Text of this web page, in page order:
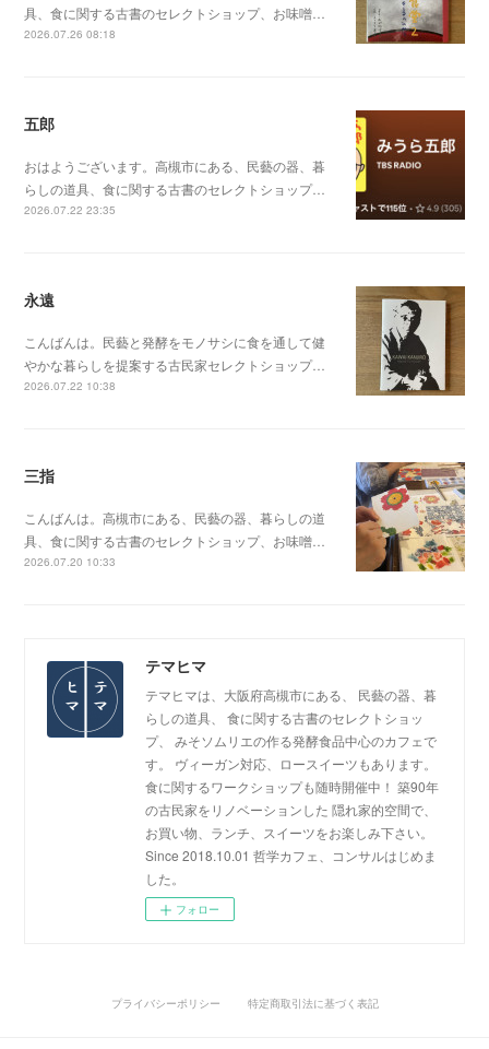
具、食に関する古書のセレクトショップ、お味噌…
2026.07.26 08:18
五郎
おはようございます。高槻市にある、民藝の器、暮
らしの道具、食に関する古書のセレクトショップ…
2026.07.22 23:35
永遠
こんばんは。民藝と発酵をモノサシに食を通して健
やかな暮らしを提案する古民家セレクトショップ…
2026.07.22 10:38
三指
こんばんは。高槻市にある、民藝の器、暮らしの道
具、食に関する古書のセレクトショップ、お味噌…
2026.07.20 10:33
テマヒマ
テマヒマは、大阪府高槻市にある、 民藝の器、暮
らしの道具、 食に関する古書のセレクトショッ
プ、 みそソムリエの作る発酵食品中心のカフェで
す。 ヴィーガン対応、ロースイーツもあります。
食に関するワークショップも随時開催中！ 築90年
の古民家をリノベーションした 隠れ家的空間で、
お買い物、ランチ、スイーツをお楽しみ下さい。
Since 2018.10.01 哲学カフェ、コンサルはじめま
した。
フォロー
プライバシーポリシー 特定商取引法に基づく表記